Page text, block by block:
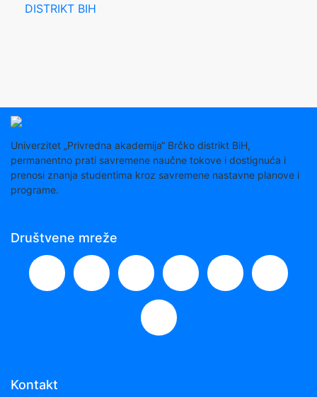
DISTRIKT BIH
Univerzitet „Privredna akademija“ Brčko distrikt BiH,
permanentno prati savremene naučne tokove i dostignuća i
prenosi znanja studentima kroz savremene nastavne planove i
programe.
Društvene mreže
Kontakt